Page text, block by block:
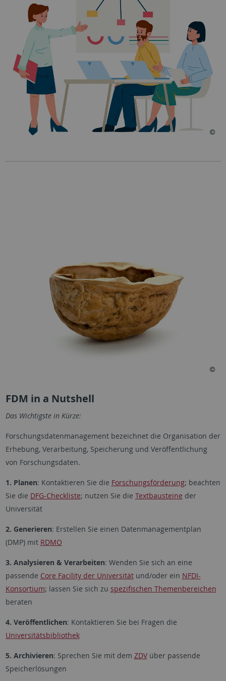
FDM in a Nutshell
Das Wichtigste in Kürze:
Forschungsdatenmanagement bezeichnet die Organisation der
Erhebung, Verarbeitung, Speicherung und Veröffentlichung
von Forschungsdaten.
1. Planen: Kontaktieren Sie die Forschungsförderung; beachten
Sie die DFG-Checkliste; nutzen Sie die Textbausteine der
Universität
2. Generieren: Erstellen Sie einen Datenmanagementplan
(DMP) mit RDMO
3. Analysieren & Verarbeiten: Wenden Sie sich an eine
passende Core Facility der Universitätund/oder ein NFDI-
Konsortium; lassen Sie sich zu spezifischen Themenbereichen
beraten
4. Veröffentlichen: Kontaktieren Sie bei Fragen die
Universitätsbibliothek
5. Archivieren: Sprechen Sie mit dem ZDVüber passende
Speicherlösungen